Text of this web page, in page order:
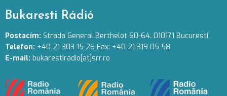
Bukaresti Rádió
Postacím: Strada General Berthelot 60-64. 010171 Bucuresti
Telefon: +40 21 303 15 26 Fax: +40 21 319 05 58
E-mail: bukarestiradio[at]srr.ro